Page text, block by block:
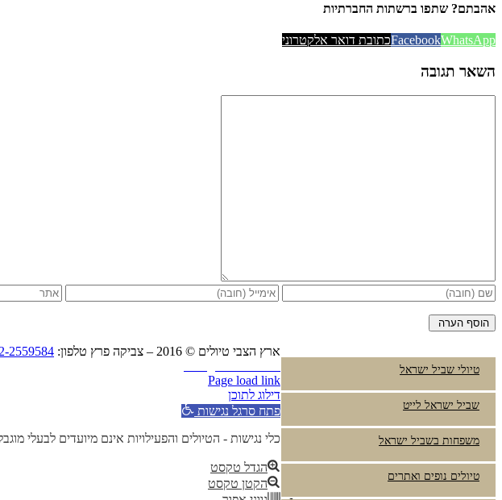
אהבתם? שתפו ברשתות החברתיות
FacebookWhatsApp כתובת דואר אלקטרוני
השאר תגובה
טיולי שביל ישראל
שביל ישראל לייט
משפחות בשביל ישראל
טיולים נופים ואתרים
ארץ הצבי טיולים © 2016 – צביקה פרץ טלפון: 2559584
Page load link
דילוג לתוכן
פתח סרגל נגישות
כלי נגישות - הטיולים והפעילויות אינם מיועדים לבעלי
הגדל טקסט
הקטן טקסט